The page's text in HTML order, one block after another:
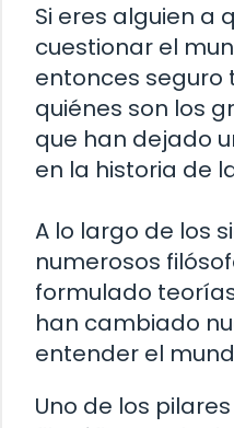
Si eres alguien a
cuestionar el
entonces
quiénes son los
que han dejado
en la historia de
A lo largo de los
numerosos
formulado
han cambiado
entender el
Uno de los